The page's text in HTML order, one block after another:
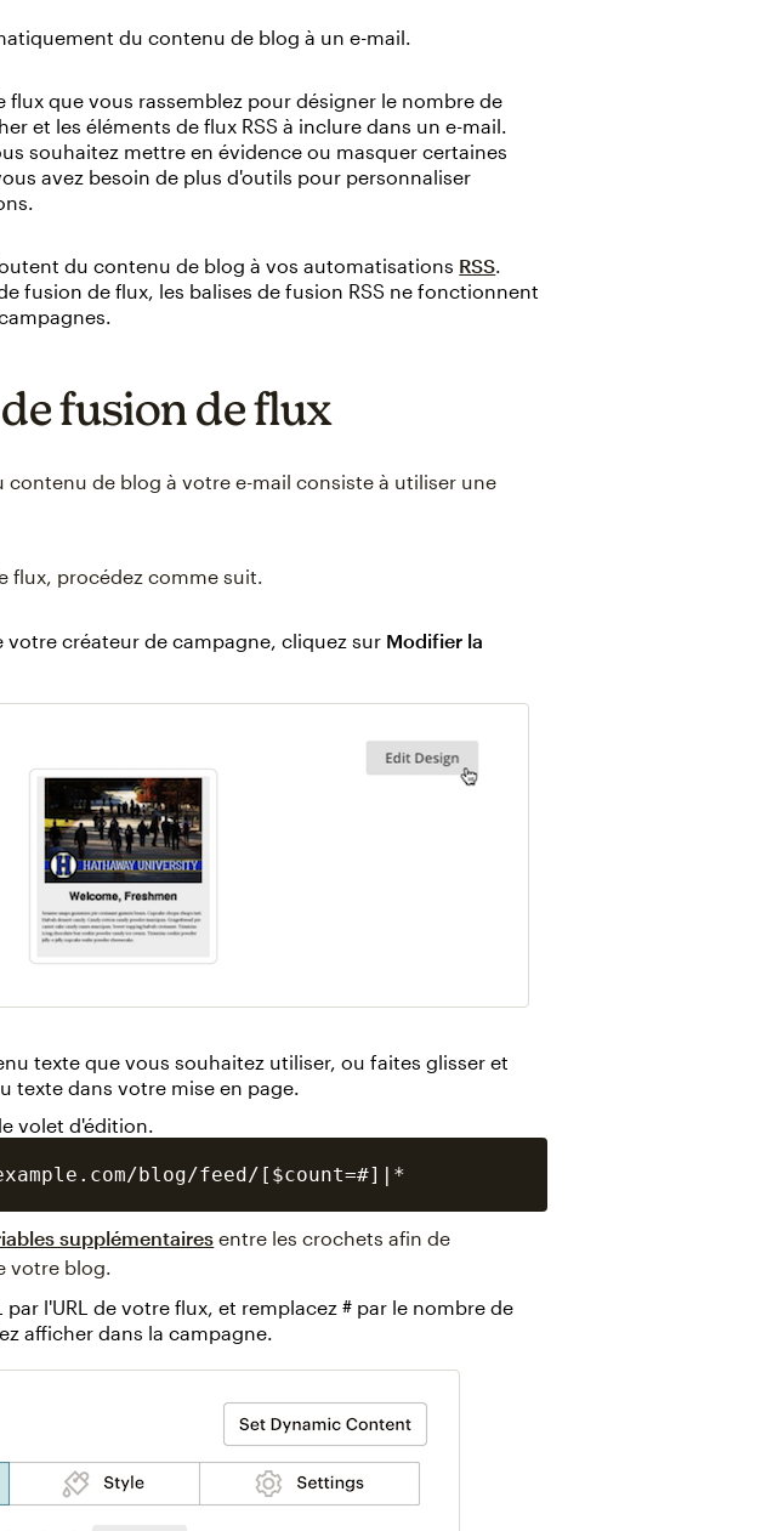
du contenu de blog à un e-mail.
flux que vous rassemblez pour désigner le nombre de
et les éléments de flux RSS à inclure dans un e-mail.
souhaitez mettre en évidence ou masquer certaines
avez besoin de plus d'outils pour personnaliser
du contenu de blog à vos automatisations RSS.
fusion de flux, les balises de fusion RSS ne fonctionnent
fusion de flux
de blog à votre e-mail consiste à utiliser une
flux, procédez comme suit.
votre créateur de campagne, cliquez sur Modifier la
texte que vous souhaitez utiliser, ou faites glisser et
texte dans votre mise en page.
volet d'édition.
supplémentaires entre les crochets afin de
votre blog.
par l'URL de votre flux, et remplacez # par le nombre de
afficher dans la campagne.